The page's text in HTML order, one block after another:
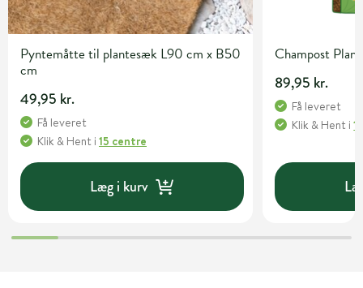
Pyntemåtte til plantesæk L90 cm x B50
cm
49,95 kr.
Få leveret
Klik & Hent i 15 centre
Læg i kurv
Champost
89,95 kr.
Få leveret
Klik & Hent i